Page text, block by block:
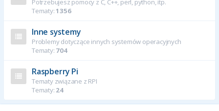
Potrzebujesz pomocy z C, C++, perl, python, itp.
Tematy:1356
Inne systemy
Problemy dotyczące innych systemów operacyjnych
Tematy: 704
Raspberry Pi
Tematy związane z RPI
Tematy: 24